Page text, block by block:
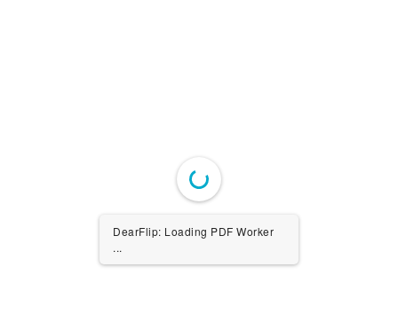
DearFlip: Loading PDF Worker
...